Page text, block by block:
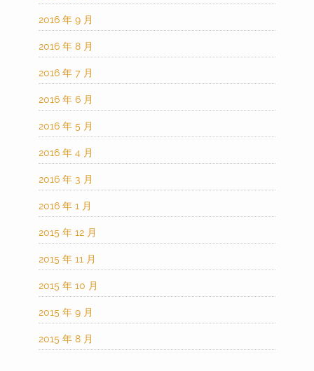
2016 年 9 月
2016 年 8 月
2016 年 7 月
2016 年 6 月
2016 年 5 月
2016 年 4 月
2016 年 3 月
2016 年 1 月
2015 年 12 月
2015 年 11 月
2015 年 10 月
2015 年 9 月
2015 年 8 月